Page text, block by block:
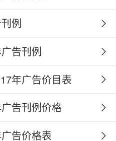
例
告刊例
年广告价目表
告刊例价格
告价格表